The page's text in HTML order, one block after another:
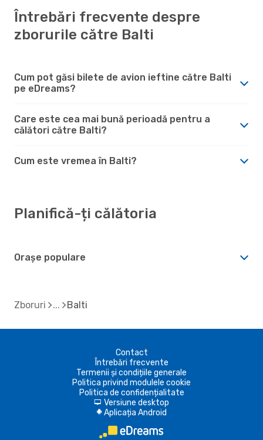
Întrebări frecvente despre
zborurile către Balti
Cum pot găsi bilete de avion ieftine către Balti
pe eDreams?
Care este cea mai bună perioadă pentru a
călători către Balti?
Cum este vremea în Balti?
Planifică-ți călătoria
Orașe populare
Zboruri Balti
Contact
Întrebări frecvente
Termenii și condițiile generale
Politica privind modulele cookie
Politica de confidențialitate
d Versiune desktop
A Aplicația Android